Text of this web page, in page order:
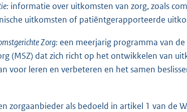
informatie over uitkomsten van zorg, zoals
uitkomsten of patiëntgerapporteerde
Zorg: een meerjarig programma van
(MSZ) dat zich richt op het ontwikkelen van
voor leren en verbeteren en het samen
zorgaanbieder als bedoeld in artikel 1 van de